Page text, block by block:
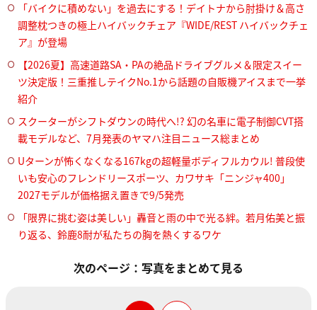
「バイクに積めない」を過去にする！デイトナから肘掛け＆高さ
調整枕つきの極上ハイバックチェア『WIDE/REST ハイバックチェ
ア』が登場
【2026夏】高速道路SA・PAの絶品ドライブグルメ＆限定スイー
ツ決定版！三重推しテイクNo.1から話題の自販機アイスまで一挙
紹介
スクーターがシフトダウンの時代へ!? 幻の名車に電子制御CVT搭
載モデルなど、7月発表のヤマハ注目ニュース総まとめ
Uターンが怖くなくなる167kgの超軽量ボディフルカウル! 普段使
いも安心のフレンドリースポーツ、カワサキ「ニンジャ400」
2027モデルが価格据え置きで9/5発売
「限界に挑む姿は美しい」轟音と雨の中で光る絆。若月佑美と振
り返る、鈴鹿8耐が私たちの胸を熱くするワケ
次のページ：写真をまとめて見る